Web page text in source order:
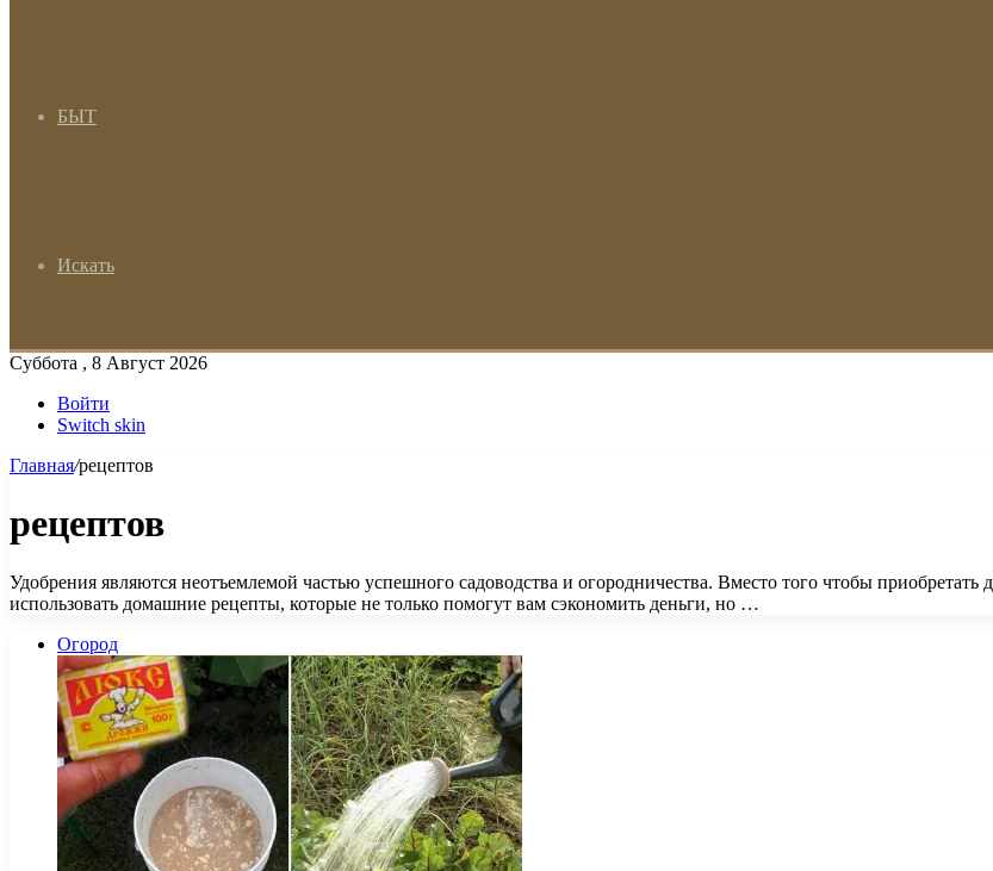
БЫТ
Искать
Суббота , 8 Август 2026
Войти
Switch skin
Главная/рецептов
рецептов
Удобрения являются неотъемлемой частью успешного садоводства и огородничества. Вместо того чтобы
использовать домашние рецепты, которые не только помогут вам сэкономить деньги, но …
Огород